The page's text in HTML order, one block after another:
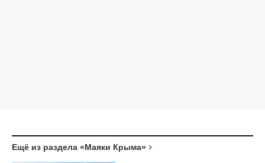
Ещё из раздела «Маяки Крыма»